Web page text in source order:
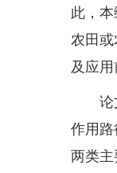
此，
农田
及应
论文
作用
两类